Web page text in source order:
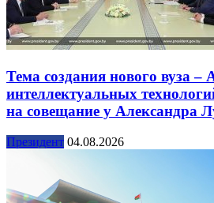
Тема создания нового вуза –
интеллектуальных
на совещание у Александра
Президент 04.08.2026